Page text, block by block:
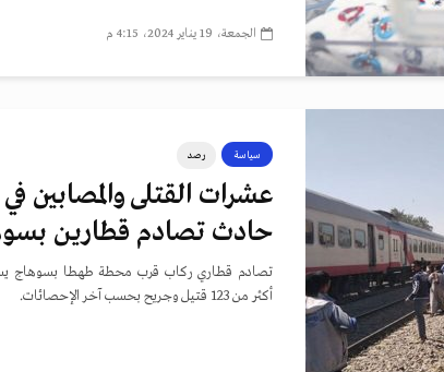
الجمعة، 19 يناير 2024، 4:15 م
سياسة رصد
عشرات القتلى والمصابين في
حادث تصادم قطارين
تصادم قطاري ركاب قرب محطة طهطا بسوهاج
أكثر من 123 قتيل وجريح بحسب آخر الإحصائات.